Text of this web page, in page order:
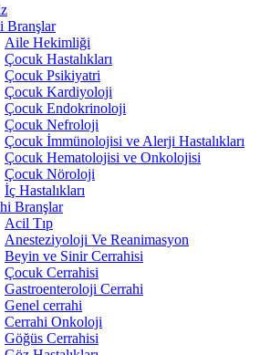
Branşlar
Aile Hekimliği
Çocuk Hastalıkları
Çocuk Psikiyatri
Çocuk Kardiyoloji
Çocuk Endokrinoloji
Çocuk Nefroloji
Çocuk İmmünolojisi ve Alerji Hastalıkları
Çocuk Hematolojisi ve Onkolojisi
Çocuk Nöroloji
İç Hastalıkları
Branşlar
Acil Tıp
Anesteziyoloji Ve Reanimasyon
Beyin ve Sinir Cerrahisi
Çocuk Cerrahisi
Gastroenteroloji Cerrahi
Genel cerrahi
Cerrahi Onkoloji
Göğüs Cerrahisi